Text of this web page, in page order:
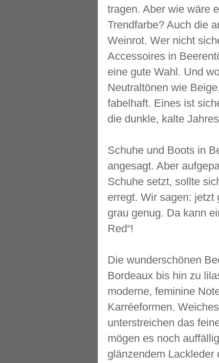
tragen. Aber wie wäre
Trendfarbe? Auch die
Weinrot. Wer nicht
Accessoires in
eine gute Wahl. Und
Neutraltönen wie
fabelhaft. Eines ist
die dunkle, kalte
Schuhe und Boots in
angesagt. Aber
Schuhe setzt, sollte
erregt. Wir sagen:
grau genug. Da kann
Red“!
Die wunderschönen
Bordeaux bis hin zu
moderne, feminine
Karréeformen.
unterstreichen das
mögen es noch
glänzendem